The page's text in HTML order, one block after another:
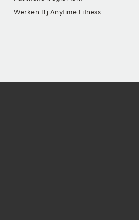
Werken Bij Anytime Fitness